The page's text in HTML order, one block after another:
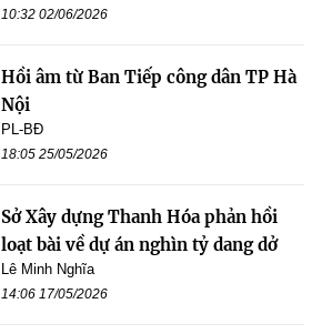
10:32 02/06/2026
Hồi âm từ Ban Tiếp công dân TP Hà
Nội
PL-BĐ
18:05 25/05/2026
Sở Xây dựng Thanh Hóa phản hồi
loạt bài về dự án nghìn tỷ dang dở
Lê Minh Nghĩa
14:06 17/05/2026